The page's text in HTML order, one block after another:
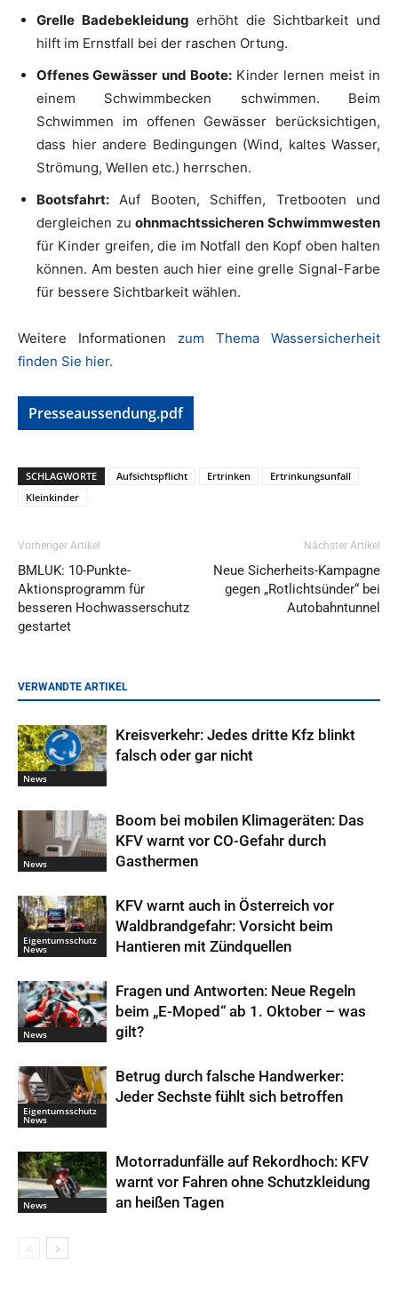
Grelle Badebekleidung erhöht die Sichtbarkeit und
hilft im Ernstfall bei der raschen Ortung.
Offenes Gewässer und Boote: Kinder lernen meist in
einem Schwimmbecken schwimmen. Beim
Schwimmen im offenen Gewässer berücksichtigen,
dass hier andere Bedingungen (Wind, kaltes Wasser,
Strömung, Wellen etc.) herrschen.
Bootsfahrt: Auf Booten, Schiffen, Tretbooten und
dergleichen zuohnmachtssicheren Schwimmwesten
für Kinder greifen, die im Notfall den Kopf oben halten
können. Am besten auch hier eine grelle Signal-Farbe
für bessere Sichtbarkeit wählen.
Weitere Informationen zum Thema Wassersicherheit
finden Sie hier.
Presseaussendung.pdf
SCHLAGWORTE Aufsichtspflicht Ertrinken
Ertrinkungsunfall
Kleinkinder
Vorheriger Artikel
BMLUK: 10-Punkte-
Aktionsprogramm für
besseren Hochwasserschutz
gestartet
Nächster Artikel
Neue Sicherheits-Kampagne
gegen „Rotlichtsünder“ bei
Autobahntunnel
VERWANDTE ARTIKEL
News
Kreisverkehr: Jedes dritte Kfz blinkt
falsch oder gar nicht
News
Boom bei mobilen Klimageräten: Das
KFV warnt vor CO-Gefahr durch
Gasthermen
Eigentumsschutz
News
KFV warnt auch in Österreich vor
Waldbrandgefahr: Vorsicht beim
Hantieren mit Zündquellen
News
Fragen und Antworten: Neue Regeln
beim „E-Moped“ ab 1. Oktober – was
gilt?
Eigentumsschutz
News
Betrug durch falsche Handwerker:
Jeder Sechste fühlt sich betroffen
News
Motorradunfälle auf Rekordhoch: KFV
warnt vor Fahren ohne Schutzkleidung
an heißen Tagen